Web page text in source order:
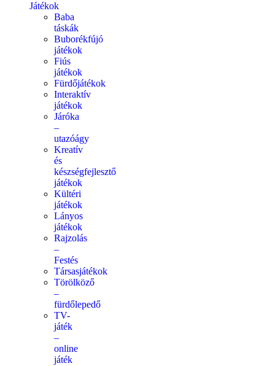
Játékok
Baba
táskák
Buborékfújó
játékok
Fiús
játékok
Fürdőjátékok
Interaktív
játékok
Járóka
–
utazóágy
Kreatív
és
készségfejlesztő
játékok
Kültéri
játékok
Lányos
játékok
Rajzolás
–
Festés
Társasjátékok
Törölköző
–
fürdőlepedő
TV-
játék
–
online
játék